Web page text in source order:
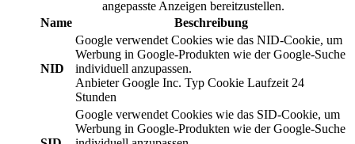
angepasste Anzeigen bereitzustellen.
Name
Beschreibung
NID
Google verwendet Cookies wie das NID-Cookie, um
Werbung in Google-Produkten wie der Google-Suche
individuell anzupassen.
Anbieter Google Inc. Typ Cookie Laufzeit 24
Stunden
Google verwendet Cookies wie das SID-Cookie, um
Werbung in Google-Produkten wie der Google-Suche